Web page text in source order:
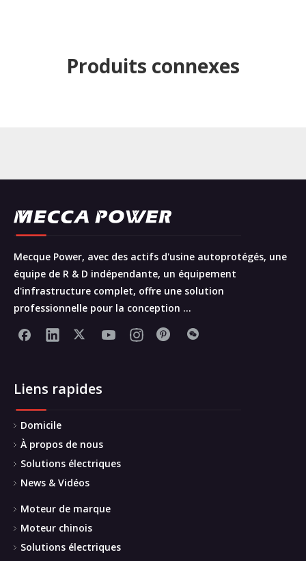
Produits connexes
Mecque Power, avec des actifs d'usine autoprotégés, une
équipe de R & D indépendante, un équipement
d'infrastructure complet, offre une solution
professionnelle pour la conception ...
Liens rapides
Domicile
À propos de nous
Solutions électriques
News & Vidéos
Moteur de marque
Moteur chinois
Solutions électriques